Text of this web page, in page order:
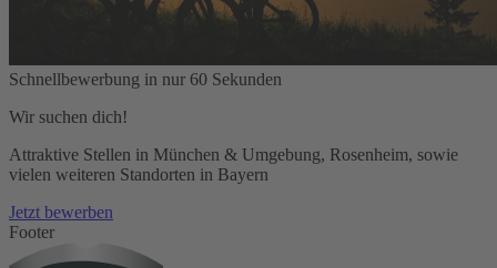
Schnellbewerbung in nur 60 Sekunden
Wir suchen dich!
Attraktive Stellen in München & Umgebung, Rosenheim, sowie
vielen weiteren Standorten in Bayern
Jetzt bewerben
Footer